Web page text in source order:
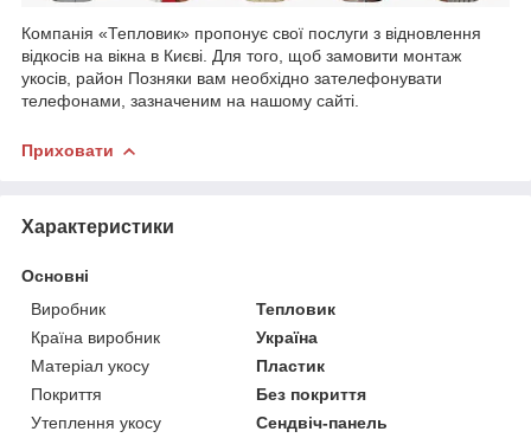
Компанія «Тепловик» пропонує свої послуги з відновлення
відкосів на вікна в Києві. Для того, щоб замовити монтаж
укосів, район Позняки вам необхідно зателефонувати
телефонами, зазначеним на нашому сайті.
Приховати
Характеристики
Основні
Виробник
Тепловик
Країна виробник
Україна
Матеріал укосу
Пластик
Покриття
Без покриття
Утеплення укосу
Сендвіч-панель